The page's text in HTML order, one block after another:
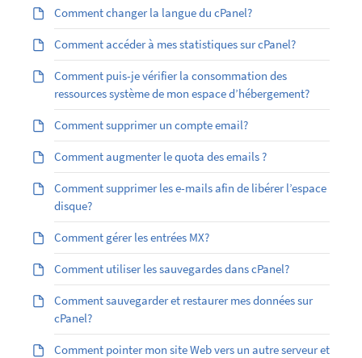
Comment changer la langue du cPanel?
Comment accéder à mes statistiques sur cPanel?
Comment puis-je vérifier la consommation des
ressources système de mon espace d’hébergement?
Comment supprimer un compte email?
Comment augmenter le quota des emails ?
Comment supprimer les e-mails afin de libérer l’espace
disque?
Comment gérer les entrées MX?
Comment utiliser les sauvegardes dans cPanel?
Comment sauvegarder et restaurer mes données sur
cPanel?
Comment pointer mon site Web vers un autre serveur et